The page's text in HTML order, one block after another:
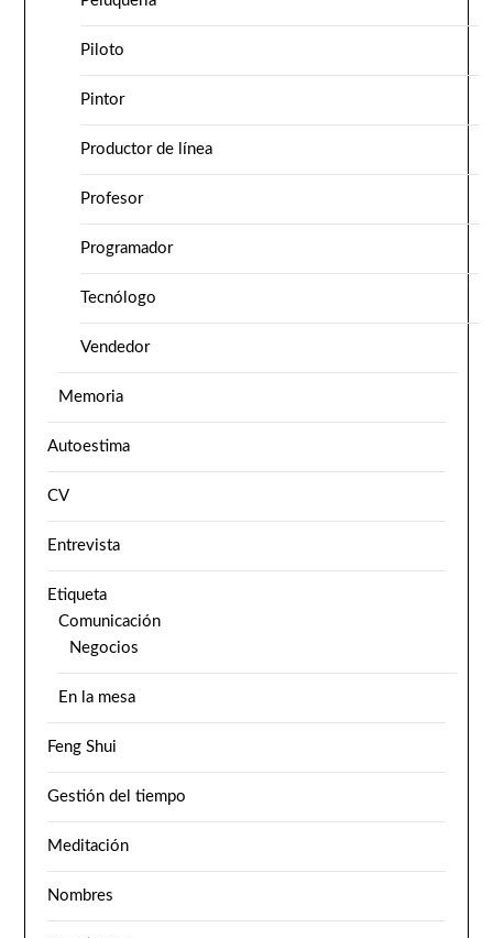
Piloto
Pintor
Productor de línea
Profesor
Programador
Tecnólogo
Vendedor
Memoria
Autoestima
CV
Entrevista
Etiqueta
Comunicación
Negocios
En la mesa
Feng Shui
Gestión del tiempo
Meditación
Nombres